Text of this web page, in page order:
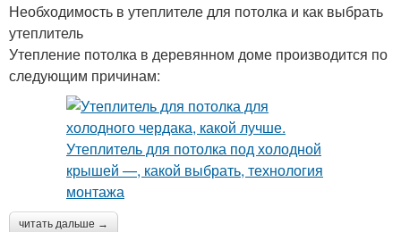
Необходимость в утеплителе для потолка и как выбрать
утеплитель
Утепление потолка в деревянном доме производится по
следующим причинам:
читать дальше →